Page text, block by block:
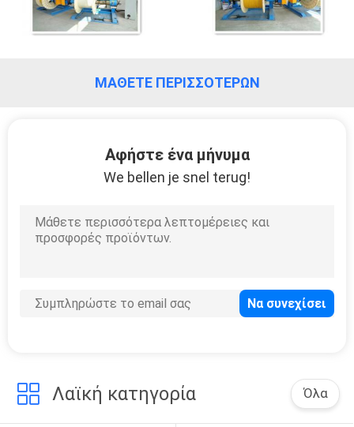
ΜΆΘΕΤΕ ΠΕΡΙΣΣΌΤΕΡΩΝ
Αφήστε ένα μήνυμα
We bellen je snel terug!
Λαϊκή κατηγορία Όλα